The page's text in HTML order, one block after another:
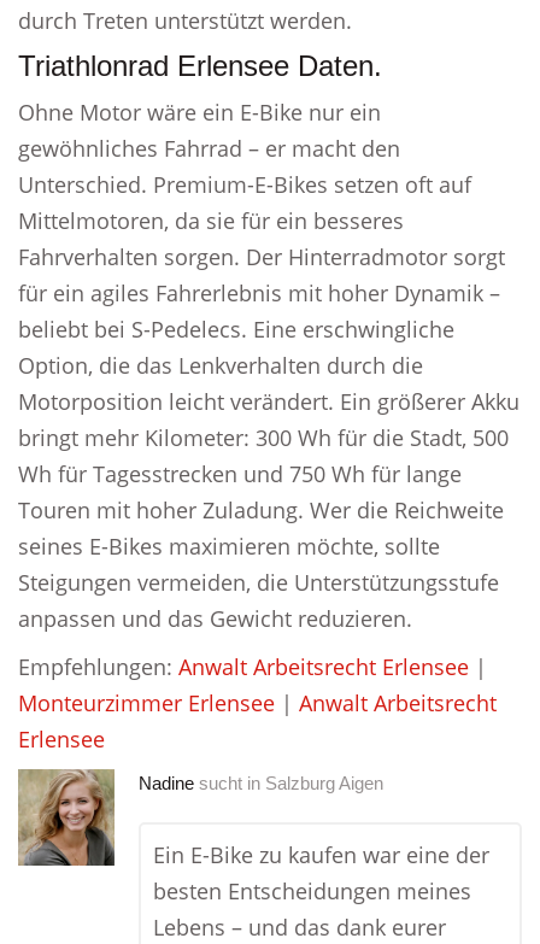
durch Treten unterstützt werden.
Triathlonrad Erlensee Daten.
Ohne Motor wäre ein E-Bike nur ein
gewöhnliches Fahrrad – er macht den
Unterschied. Premium-E-Bikes setzen oft auf
Mittelmotoren, da sie für ein besseres
Fahrverhalten sorgen. Der Hinterradmotor sorgt
für ein agiles Fahrerlebnis mit hoher Dynamik –
beliebt bei S-Pedelecs. Eine erschwingliche
Option, die das Lenkverhalten durch die
Motorposition leicht verändert. Ein größerer Akku
bringt mehr Kilometer: 300 Wh für die Stadt, 500
Wh für Tagesstrecken und 750 Wh für lange
Touren mit hoher Zuladung. Wer die Reichweite
seines E-Bikes maximieren möchte, sollte
Steigungen vermeiden, die Unterstützungsstufe
anpassen und das Gewicht reduzieren.
Empfehlungen: Anwalt Arbeitsrecht Erlensee |
Monteurzimmer Erlensee | Anwalt Arbeitsrecht
Erlensee
Nadine sucht in Salzburg Aigen
Ein E-Bike zu kaufen war eine der
besten Entscheidungen meines
Lebens – und das dank eurer